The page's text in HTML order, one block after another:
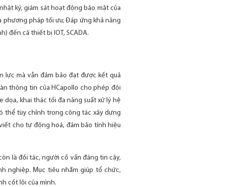
ký, giám sát hoạt động bảo mật của
pháp tối ưu; Đáp ứng khả năng
đến cả thiết bị IOT, SCADA.
mà vẫn đảm bảo đạt được kết quả
thông tin của HCapollo cho phép đội
dọa, khai thác tối đa năng suất xử lý hệ
thể tùy chỉnh trong công tác xây dựng
cho tự động hoá, đảm bảo tính hiệu
là đối tác, người cố vấn đáng tin cậy,
nghiệp. Mục tiêu nhằm giúp tổ chức,
cốt lõi của mình.